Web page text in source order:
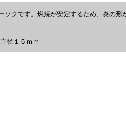
ソクです。燃焼が安定するため、炎の
径１５ｍｍ